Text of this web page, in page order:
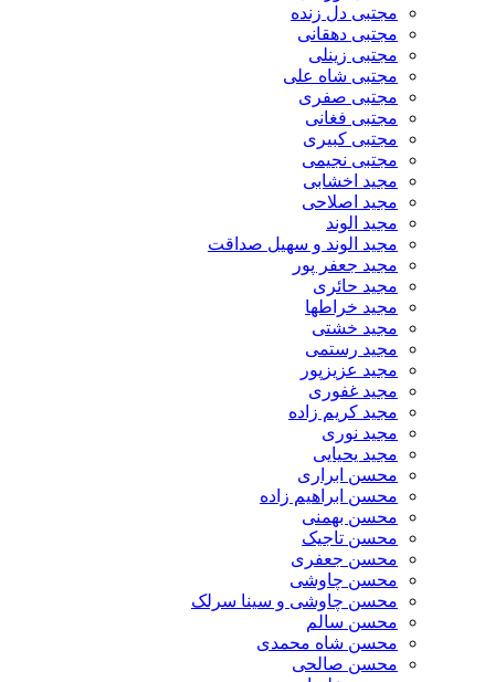
مجتبی دل زنده
مجتبی دهقانی
مجتبی زینلی
مجتبی شاه علی
مجتبی صفری
مجتبی فغانی
مجتبی کبیری
مجتبی نجیمی
مجید اخشابی
مجید اصلاحی
مجید الوند‎
مجید الوند و سهیل صداقت
مجید جعفر پور
مجید حائری
مجید خراطها
مجید خشتی
مجید رستمی
مجید عزیزپور
مجید غفوری
مجید کریم زاده
مجید نوری
مجید یحیایی
محسن ابراری
محسن ابراهیم زاده
محسن بهمنی
محسن تاجیک
محسن جعفری
محسن چاوشی
محسن چاوشی و سینا سرلک
محسن سالم
محسن شاه محمدی
محسن صالحی